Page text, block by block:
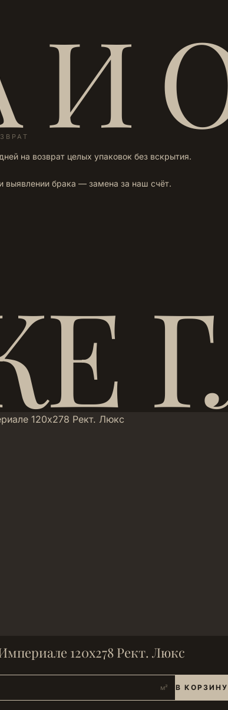
И
на возврат целых упаковок без вскрытия.
выявлении брака — замена за наш счёт.
120х278 Рект. Люкс
м² В КОРЗИНУ